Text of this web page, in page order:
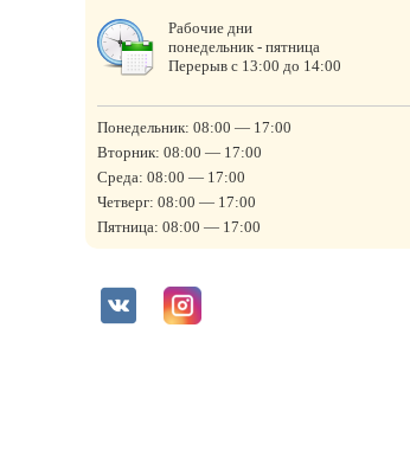
Рабочие дни
понедельник - пятница
Перерыв с 13:00 до 14:00
Понедельник: 08:00 — 17:00
Вторник: 08:00 — 17:00
Среда: 08:00 — 17:00
Четверг: 08:00 — 17:00
Пятница: 08:00 — 17:00